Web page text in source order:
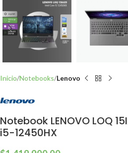
Inicio Notebooks Lenovo
Notebook LENOVO LOQ
i5-12450HX